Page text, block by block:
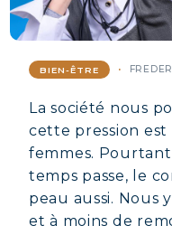
BIEN-ÊTRE
La société nous
cette pression
femmes.
temps passe, le
peau aussi. Nous
et à moins de